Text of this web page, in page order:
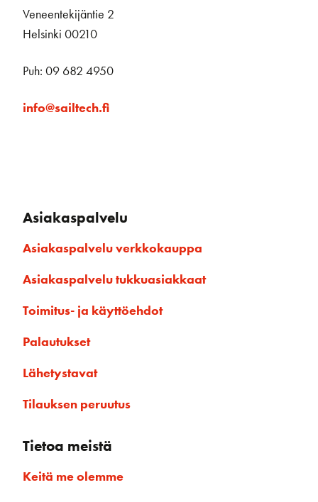
Veneentekijäntie 2
Helsinki 00210
Puh: 09 682 4950
info@sailtech.fi
Asiakaspalvelu
Asiakaspalvelu verkkokauppa
Asiakaspalvelu tukkuasiakkaat
Toimitus- ja käyttöehdot
Palautukset
Lähetystavat
Tilauksen peruutus
Tietoa meistä
Keitä me olemme